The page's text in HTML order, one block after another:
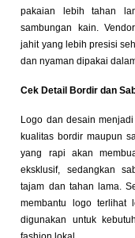
pakaian lebih tahan
sambungan kain.
jahit yang lebih presisi
dan nyaman dipakai
Cek Detail Bordir dan
Logo dan desain
kualitas bordir maupun
yang rapi akan
eksklusif, sedangkan
tajam dan tahan lama.
membantu logo terlihat
digunakan untuk